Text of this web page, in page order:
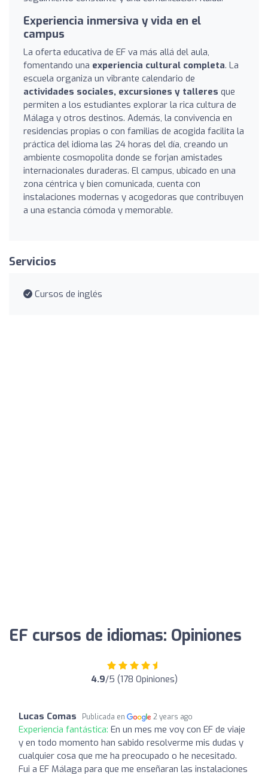
Experiencia inmersiva y vida en el
campus
La oferta educativa de EF va más allá del aula,
fomentando una experiencia cultural completa. La
escuela organiza un vibrante calendario de
actividades sociales, excursiones y talleres que
permiten a los estudiantes explorar la rica cultura de
Málaga y otros destinos. Además, la convivencia en
residencias propias o con familias de acogida facilita la
práctica del idioma las 24 horas del día, creando un
ambiente cosmopolita donde se forjan amistades
internacionales duraderas. El campus, ubicado en una
zona céntrica y bien comunicada, cuenta con
instalaciones modernas y acogedoras que contribuyen
a una estancia cómoda y memorable.
Servicios
Cursos de inglés
EF cursos de idiomas: Opiniones
4.9/5 (178 Opiniones)
Lucas Comas Publicada en 2 years ago
Experiencia fantástica: En un mes me voy con EF de viaje
y en todo momento han sabido resolverme mis dudas y
cualquier cosa que me ha preocupado o he necesitado.
Fui a EF Málaga para que me enseñaran las instalaciones